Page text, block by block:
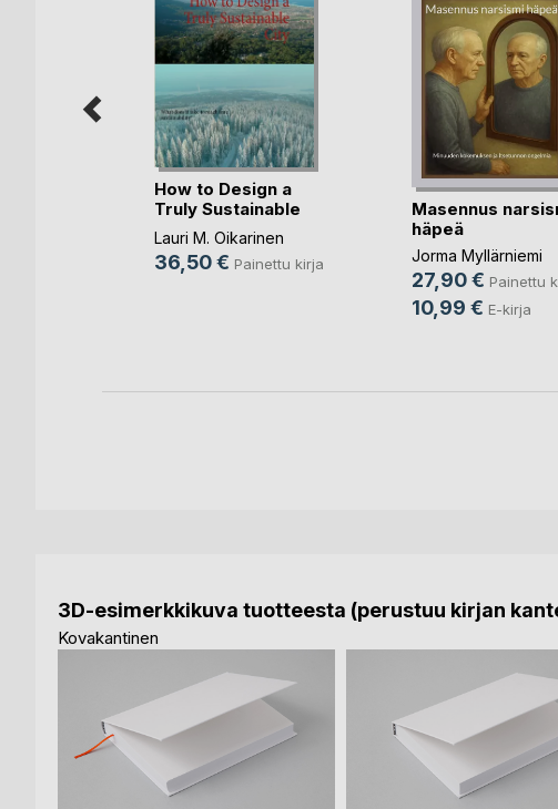
How to Design a
Truly Sustainable
City
Lauri M. Oikarinen
36,50 € Painettu kirja
Masennus
häpeä
Jorma Myllärniemi
27,90 € Painettu
10,99 € E-kirja
3D-esimerkkikuva tuotteesta (perustuu kirjan
Kovakantinen